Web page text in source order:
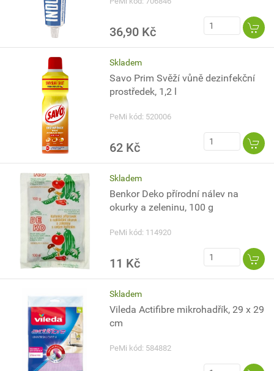
36,90 Kč
Skladem
Savo Prim Svěží vůně dezinfekční
prostředek, 1,2 l
PeMi kód: 520006
62 Kč
Skladem
Benkor Deko přírodní nálev na
okurky a zeleninu, 100 g
PeMi kód: 114920
11 Kč
Skladem
Vileda Actifibre mikrohadřík, 29 x 29
cm
PeMi kód: 584882